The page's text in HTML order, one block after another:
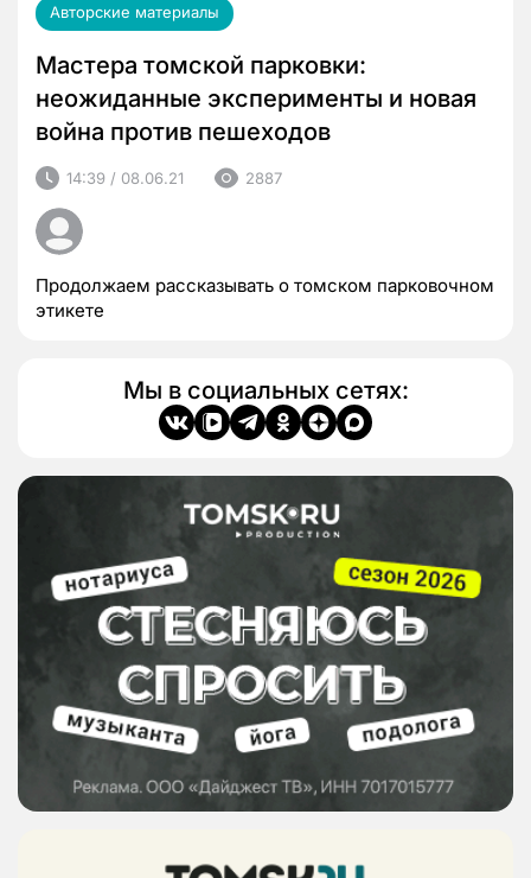
Авторские материалы
Мастера томской парковки:
неожиданные эксперименты и новая
война против пешеходов
14:39 / 08.06.21 2887
Продолжаем рассказывать о томском парковочном
этикете
Мы в социальных сетях: